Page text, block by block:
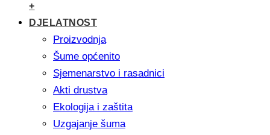
+
DJELATNOST
Proizvodnja
Šume općenito
Sjemenarstvo i rasadnici
Akti drustva
Ekologija i zaštita
Uzgajanje šuma